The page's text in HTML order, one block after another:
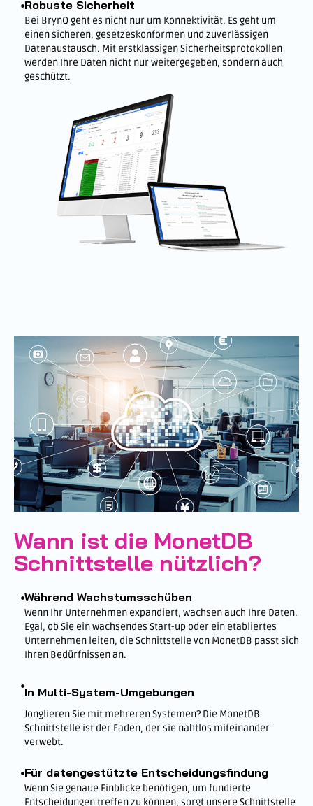
Robuste Sicherheit
Bei BrynQ geht es nicht nur um Konnektivität. Es geht um
einen sicheren, gesetzeskonformen und zuverlässigen
Datenaustausch. Mit erstklassigen Sicherheitsprotokollen
werden Ihre Daten nicht nur weitergegeben, sondern auch
geschützt.
Wann ist die MonetDB
Schnittstelle nützlich?
Während Wachstumsschüben
Wenn Ihr Unternehmen expandiert, wachsen auch Ihre Daten.
Egal, ob Sie ein wachsendes Start-up oder ein etabliertes
Unternehmen leiten, die Schnittstelle von MonetDB passt sich
Ihren Bedürfnissen an.
In Multi-System-Umgebungen
Jonglieren Sie mit mehreren Systemen? Die MonetDB
Schnittstelle ist der Faden, der sie nahtlos miteinander
verwebt.
Für datengestützte Entscheidungsfindung
Wenn Sie genaue Einblicke benötigen, um fundierte
Entscheidungen treffen zu können, sorgt unsere Schnittstelle